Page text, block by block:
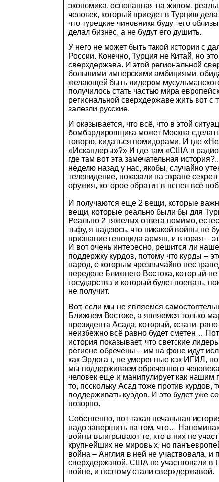
экономика, основанная на живом,
человек, который приедет в Турцию
что турецкие чиновники будут его
делал бизнес, а не будут его душить.
У него не может быть такой истории с
России. Конечно, Турция не Китай, но
сверхдержава. И этой региональной
большими имперскими амбициями,
желающей быть лидером
получилось стать частью мира
региональной сверхдержаве жить вот с
залезли русские.
И оказывается, что всё, что в этой
бомбардировщика может Москва
говорю, кидаться помидорами. И где
«Искандеры»?» И где там «США в
где там вот эта замечательная
неделю назад у нас, якобы, случайно
телевидение, показали на экране
оружия, которое обратит в пепел всё
И получаются еще 2 вещи, которые
вещи, которые реально были бы для
Реально 2 тяжелых ответа помимо,
тьфу, я надеюсь, что никакой войны не
признание геноцида армян, и вторая –
И вот очень интересно, решится ли наше
поддержку курдов, потому что курды –
народ, с которым чрезвычайно
переделе Ближнего Востока, который не
государства и который будет воевать,
не получит.
Вот, если мы не являемся
Ближнем Востоке, а являемся только
президента Асада, который, кстати,
неизбежно всё равно будет сметен…
история показывает, что светские
регионе обречены – им на фоне идут
как Эрдоган, не умеренные как ИГИЛ,
мы поддерживаем обреченного
человек еще и манипулирует как нашим
то, поскольку Асад тоже против курдов,
поддерживать курдов. И это будет уже
позорно.
Собственно, вот такая печальная
надо завершить на том, что…
войны выигрывают те, кто в них не
крупнейших не мировых, но
война – Англия в ней не участвовала, и
сверхдержавой. США не участвовали в
войне, и поэтому стали сверхдержавой.